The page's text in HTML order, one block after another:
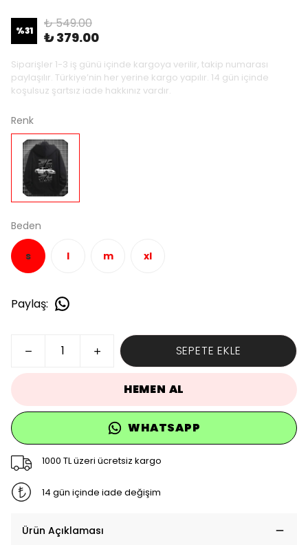
%31 ₺ 549.00
₺ 379.00
Siparişler 1-3 iş günü içinde kargoya verilir, takip numarası
paylaşılır. Türkiye’nin her yerine kargo yapılır. 14 gün içinde
koşulsuz şartsız iade hakkınız vardır.
Renk
Beden
s l m xl
Paylaş:
SEPETE EKLE
HEMEN AL
WHATSAPP
1000 TL üzeri ücretsiz kargo
14 gün içinde iade değişim
Ürün Açıklaması